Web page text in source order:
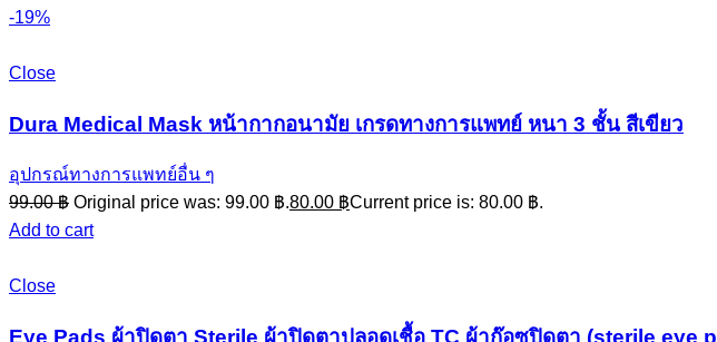
-19%
Close
Dura Medical Mask หน้ากากอนามัย เกรดทางการแพทย์ หนา 3 ชั้น สีเขียว
อุปกรณ์ทางการแพทย์อื่น ๆ
99.00฿ Original price was: 99.00 ฿.80.00 ฿Current price is: 80.00 ฿.
Add to cart
Close
Eye Pads ผ้าปิดตา Sterile ผ้าปิดตาปลอดเชื้อ TC ผ้าก๊อซปิดตา (sterile eye